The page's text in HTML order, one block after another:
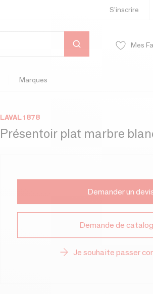
S’inscrire
Mes
Marques
LAVAL 1878
Présentoir plat marbre
Demander un
Demande de
Je souhaite passer